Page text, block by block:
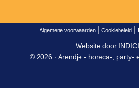
Algemene voorwaarden Cookiebeleid
Website door
© 2026 · Arendje - horeca-, party-